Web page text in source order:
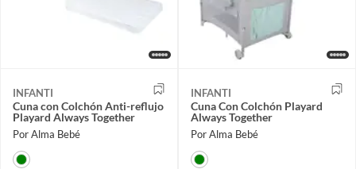
INFANTI
Cuna con Colchón Anti-reflujo
Playard Always Together
Por Alma Bebé
INFANTI
Cuna Con Colchón Playard
Always Together
Por Alma Bebé